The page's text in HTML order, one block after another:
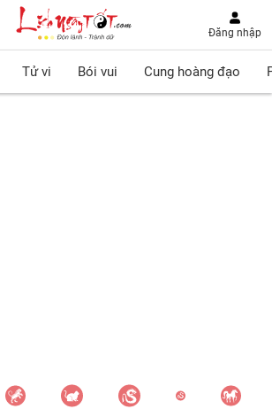
Đăng nhập
Tử vi Bói vui Cung hoàng đạo